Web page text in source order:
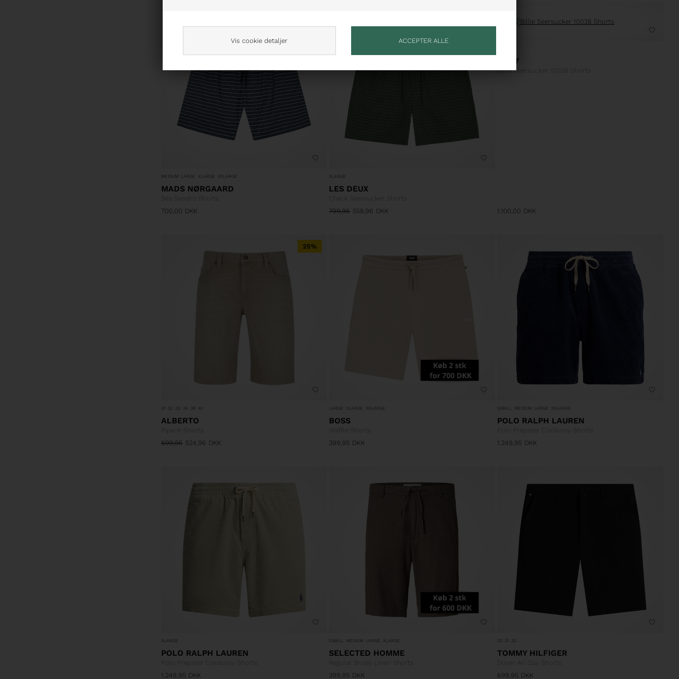
Vis cookie detaljer
MEDIUM LARGE XLARGE XXLARGE
MADS NØRGAARD
700,00 DKK
XLARGE
LES DEUX
Check Seersucker Shorts
799,95 559,96 DKK
NN07
Billie Seersucker 10038 Shorts
1.100,00 DKK
25%
31 32 33 34 36 40
ALBERTO
699,95 524,96 DKK
LARGE XLARGE XXLARGE
BOSS
Waffle Shorts
399,95 DKK
SMALL MEDIUM LARGE XXLARGE
POLO RALPH LAUREN
1.249,95 DKK
XLARGE
POLO RALPH LAUREN
1.249,95 DKK
SMALL MEDIUM LARGE XLARGE
SELECTED HOMME
399,95 DKK
30 31 32
TOMMY HILFIGER
699,95 DKK